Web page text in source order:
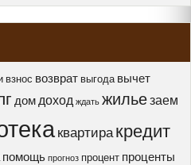
взнос возврат выгода вычет
домдоход ждать жильезаем
квартиракредит
помощь прогноз процент проценты